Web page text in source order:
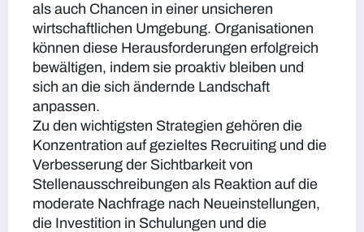
als auch Chancen in einer unsicheren
wirtschaftlichen Umgebung. Organisationen
können diese Herausforderungen erfolgreich
bewältigen, indem sie proaktiv bleiben und
sich an die sich ändernde Landschaft
anpassen.
Zu den wichtigsten Strategien gehören die
Konzentration auf gezieltes Recruiting und die
Verbesserung der Sichtbarkeit von
Stellenausschreibungen als Reaktion auf die
moderate Nachfrage nach Neueinstellungen,
die Investition in Schulungen und die